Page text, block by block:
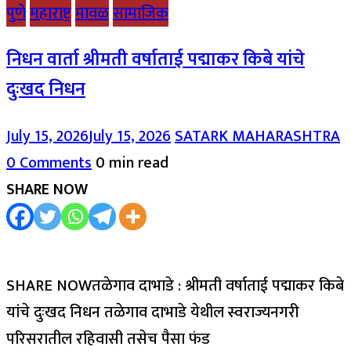
पुणेमहाराष्ट्रमावळसामाजिक
निधन वार्ता श्रीमती वर्षाताई पद्माकर किबे यांचे
दुःखद निधन
July 15, 2026July 15, 2026SATARK MAHARASHTRA
0 Comments0 min read
SHARE NOW
SHARE NOWतळेगाव दाभाडे : श्रीमती वर्षाताई पद्माकर किबे
यांचे दुःखद निधन तळेगाव दाभाडे येथील स्वराज्यनगरी
परिसरातील रहिवासी तसेच पैसा फंड